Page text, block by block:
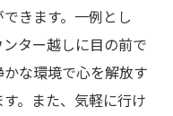
きます。一例とし
ター越しに目の前で
な環境で心を解放す
。また、気軽に行け